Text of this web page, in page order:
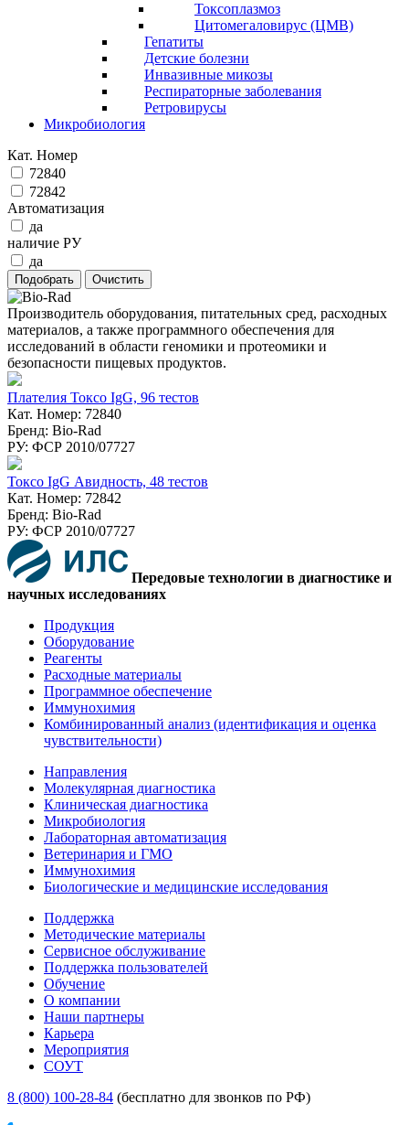
Токсоплазмоз
Цитомегаловирус (ЦМВ)
Гепатиты
Детские болезни
Инвазивные микозы
Респираторные заболевания
Ретровирусы
Микробиология
Кат. Номер
72840
72842
Автоматизация
да
наличие РУ
да
Производитель оборудования, питательных сред, расходных
материалов, а также программного обеспечения для
исследований в области геномики и протеомики и
безопасности пищевых продуктов.
Плателия Токсо IgG, 96 тестов
Кат. Номер: 72840
Бренд: Bio-Rad
РУ: ФСР 2010/07727
Токсо IgG Авидность, 48 тестов
Кат. Номер: 72842
Бренд: Bio-Rad
РУ: ФСР 2010/07727
Передовые технологии в диагностике и
научных исследованиях
Продукция
Оборудование
Реагенты
Расходные материалы
Программное обеспечение
Иммунохимия
Комбинированный анализ (идентификация и оценка
чувствительности)
Направления
Молекулярная диагностика
Клиническая диагностика
Микробиология
Лабораторная автоматизация
Ветеринария и ГМО
Иммунохимия
Биологические и медицинские исследования
Поддержка
Методические материалы
Сервисное обслуживание
Поддержка пользователей
Обучение
О компании
Наши партнеры
Карьера
Мероприятия
СОУТ
8 (800) 100-28-84 (бесплатно для звонков по РФ)